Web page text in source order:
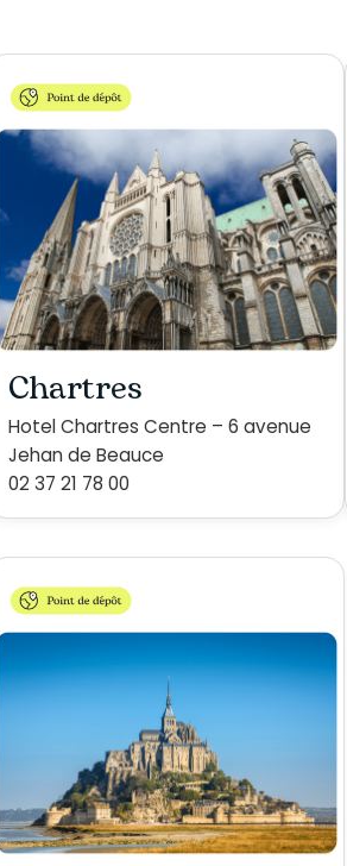
Chartres
Hotel Chartres Centre – 6 avenue
Jehan de Beauce
02 37 21 78 00